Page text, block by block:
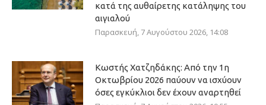
κατά της αυθαίρετης κατάληψης του
αιγιαλού
Παρασκευή, 7 Αυγούστου 2026, 14:08
Κωστής Χατζηδάκης: Από την 1η
Οκτωβρίου 2026 παύουν να ισχύουν
όσες εγκύκλιοι δεν έχουν αναρτηθεί